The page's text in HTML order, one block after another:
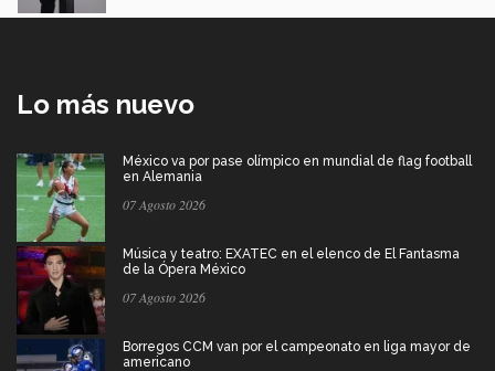
Lo más nuevo
México va por pase olímpico en mundial de flag football
en Alemania
07 Agosto 2026
Música y teatro: EXATEC en el elenco de El Fantasma
de la Ópera México
07 Agosto 2026
Borregos CCM van por el campeonato en liga mayor de
americano